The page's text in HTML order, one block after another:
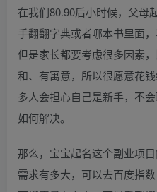
在我们80.90后小时候，父母
手翻翻字典或者哪本书里面
但是家长都要考虑很多因素
和、有寓意，所以很愿意花
多人会担心自己是新手，不
如何解决。
那么，宝宝起名这个副业项
需求有多大，可以去百度指